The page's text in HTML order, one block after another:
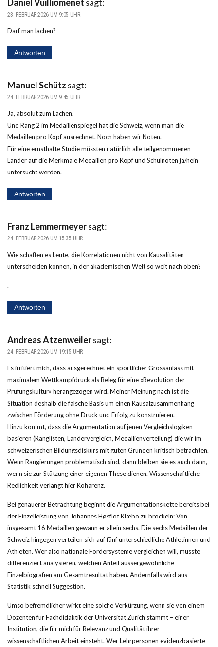
Daniel Vuilliomenet sagt:
23. FEBRUAR 2026 UM 9:05 UHR
Darf man lachen?
Antworten
Manuel Schütz sagt:
24. FEBRUAR 2026 UM 9:45 UHR
Ja, absolut zum Lachen.
Und Rang 2 im Medaillenspiegel hat die Schweiz, wenn man die
Medaillen pro Kopf ausrechnet. Noch haben wir Noten.
Für eine ernsthafte Studie müssten natürlich alle teilgenommenen
Länder auf die Merkmale Medaillen pro Kopf und Schulnoten ja/nein
untersucht werden.
Antworten
Franz Lemmermeyersagt:
24. FEBRUAR 2026 UM 15:35 UHR
Wie schaffen es Leute, die Korrelationen nicht von Kausalitäten
unterscheiden können, in der akademischen Welt so weit nach oben?
.
Antworten
Andreas Atzenweilersagt:
24. FEBRUAR 2026 UM 19:15 UHR
Es irritiert mich, dass ausgerechnet ein sportlicher Grossanlass mit
maximalem Wettkampfdruck als Beleg für eine «Revolution der
Prüfungskultur» herangezogen wird. Meiner Meinung nach ist die
Situation deshalb die falsche Basis um einen Kausalzusammenhang
zwischen Förderung ohne Druck und Erfolg zu konstruieren.
Hinzu kommt, dass die Argumentation auf jenen Vergleichslogiken
basieren (Ranglisten, Ländervergleich, Medallienverteilung) die wir im
schweizerischen Bildungsdiskurs mit guten Gründen kritisch betrachten.
Wenn Rangierungen problematisch sind, dann bleiben sie es auch dann,
wenn sie zur Stützung einer eigenen These dienen. Wissenschaftliche
Redlichkeit verlangt hier Kohärenz.
Bei genauerer Betrachtung beginnt die Argumentationskette bereits bei
der Einzelleistung von Johannes Høsflot Klæbo zu bröckeln: Von
insgesamt 16 Medaillen gewann er allein sechs. Die sechs Medaillen der
Schweiz hingegen verteilen sich auf fünf unterschiedliche Athletinnen und
Athleten. Wer also nationale Fördersysteme vergleichen will, müsste
differenziert analysieren, welchen Anteil aussergewöhnliche
Einzelbiografien am Gesamtresultat haben. Andernfalls wird aus
Statistik schnell Suggestion.
Umso befremdlicher wirkt eine solche Verkürzung, wenn sie von einem
Dozenten für Fachdidaktik der Universität Zürich stammt – einer
Institution, die für mich für Relevanz und Qualität ihrer
wissenschaftlichen Arbeit einsteht. Wer Lehrpersonen evidenzbasierte